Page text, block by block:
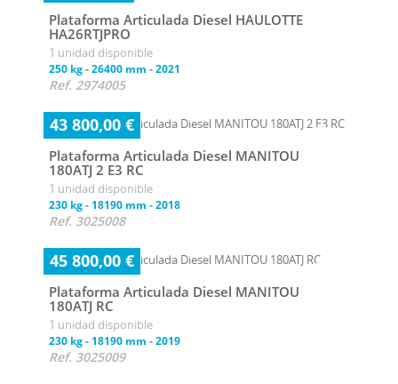
Plataforma Articulada Diesel HAULOTTE
HA26RTJPRO
1 unidad disponible
250 kg-26400 mm -2021
Ref. 2974005
43 800,00 €
Plataforma Articulada Diesel MANITOU
180ATJ 2 E3 RC
1 unidad disponible
230 kg- 18190 mm -2018
Ref. 3025008
45 800,00 €
Plataforma Articulada Diesel MANITOU
180ATJ RC
1 unidad disponible
230 kg- 18190 mm -2019
Ref. 3025009